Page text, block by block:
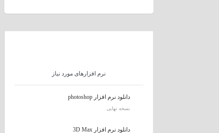
نرم افزارهای مورد نیاز
دانلود نرم افزار photoshop
نسخه نهایی
دانلود نرم افزار 3D Max